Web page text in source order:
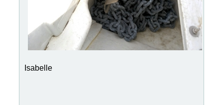
Isabelle